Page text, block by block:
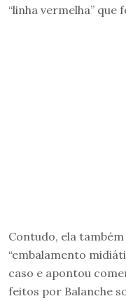
“linha vermelha” que
Contudo, ela
“embalamento
caso e apontou
feitos por Balanche